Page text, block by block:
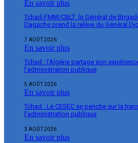
En savoir plus
Tchad-FMM/CBLT: le Général de
Dagache prend la relève du Général
7 AOÛT 2026
En savoir plus
Tchad : l’Algérie partage son
l’administration publique
5 AOÛT 2026
En savoir plus
Tchad : Le CESEC se penche sur la
l’administration publique
3 AOÛT 2026
En savoir plus